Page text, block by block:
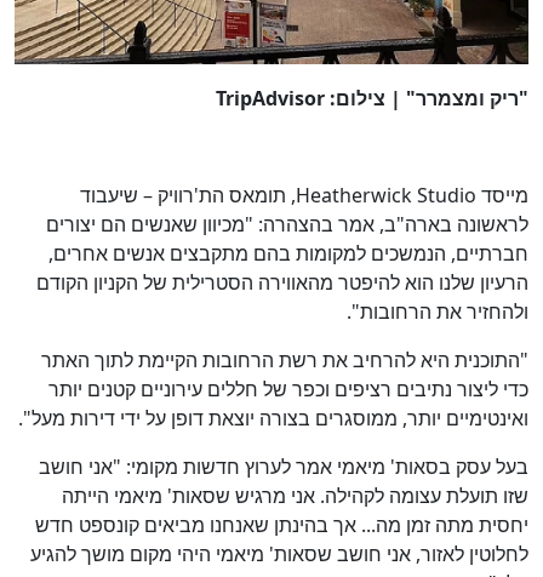
"ריק ומצמרר" | צילום: TripAdvisor
מייסד Heatherwick Studio, תומאס הת'רוויק – שיעבוד
לראשונה בארה"ב, אמר בהצהרה: "מכיוון שאנשים הם יצורים
חברתיים, הנמשכים למקומות בהם מתקבצים אנשים אחרים,
הרעיון שלנו הוא להיפטר מהאווירה הסטרילית של הקניון הקודם
ולהחזיר את הרחובות".
"התוכנית היא להרחיב את רשת הרחובות הקיימת לתוך האתר
כדי ליצור נתיבים רציפים וכפר של חללים עירוניים קטנים יותר
ואינטימיים יותר, ממוסגרים בצורה יוצאת דופן על ידי דירות מעל".
בעל עסק בסאות' מיאמי אמר לערוץ חדשות מקומי: "אני חושב
שזו תועלת עצומה לקהילה. אני מרגיש שסאות' מיאמי הייתה
יחסית מתה זמן מה... אך בהינתן שאנחנו מביאים קונספט חדש
לחלוטין לאזור, אני חושב שסאות' מיאמי היהי מקום מושך להגיע